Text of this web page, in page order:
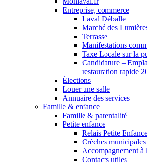
Entreprise, commerce
Laval Déballe
Marché des
Terrasse
Manifestations
Taxe Locale sur la
Candidature –
restauration rapide
Élections
Louer une salle
Annuaire des services
Famille & enfance
Famille & parentalité
Petite enfance
Relais Petite Enfance
Crèches municipales
Accompagnement à
Contacts utiles